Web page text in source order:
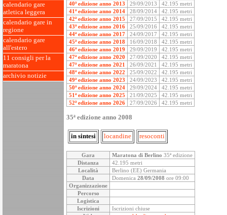
calendario gare
atletica leggera
calendario gare in
regione
calendario gare
all'estero
11 consigli per la
maratona
archivio notizie
40ª edizione anno 2013
29/09/2013
42.195 metri
41ª edizione anno 2014
28/09/2014
42.195 metri
42ª edizione anno 2015
27/09/2015
42.195 metri
43ª edizione anno 2016
25/09/2016
42.195 metri
44ª edizione anno 2017
24/09/2017
42.195 metri
45ª edizione anno 2018
16/09/2018
42.195 metri
46ª edizione anno 2019
29/09/2019
42.195 metri
47ª edizione anno 2020
27/09/2020
42.195 metri
47ª edizione anno 2021
26/09/2021
42.195 metri
48ª edizione anno 2022
25/09/2022
42.195 metri
49ª edizione anno 2023
24/09/2023
42.195 metri
50ª edizione anno 2024
29/09/2024
42.195 metri
51ª edizione anno 2025
21/09/2025
42.195 metri
52ª edizione anno 2026
27/09/2026 42.195 metri
35ª edizione anno 2008
in sintesi locandine resoconti
Gara Maratona di Berlino 35ª edizione
Distanza
42.195 metri
Località
Berlino (EE) Germania
Data
Domenica 28/09/2008 ore 09:00
Organizzazione
Percorso
Logistica
Iscrizioni
Iscrizioni chiuse